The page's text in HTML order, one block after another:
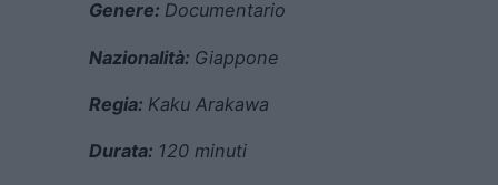
Genere: Documentario
Nazionalità: Giappone
Regia: Kaku Arakawa
Durata: 120 minuti